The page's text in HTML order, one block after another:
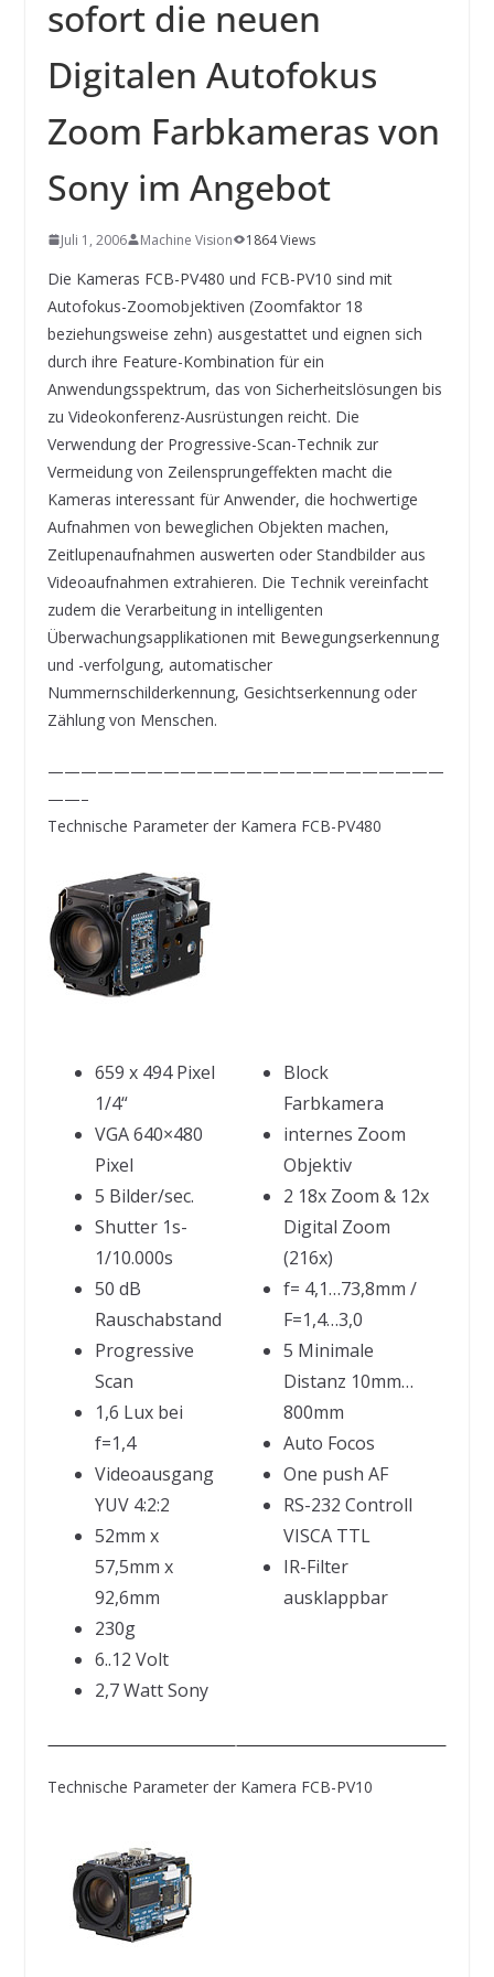
SYSTEMS WIRD EYYES
positioning of industrial cameras
sofort die neuen
Digitalen Autofokus
Zoom Farbkameras von
Sony im Angebot
Juli 1, 2006 Machine Vision 1864 Views
Die Kameras FCB-PV480 und FCB-PV10 sind mit
Autofokus-Zoomobjektiven (Zoomfaktor 18
beziehungsweise zehn) ausgestattet und eignen sich
durch ihre Feature-Kombination für ein
Anwendungsspektrum, das von Sicherheitslösungen bis
zu Videokonferenz-Ausrüstungen reicht. Die
Verwendung der Progressive-Scan-Technik zur
Vermeidung von Zeilensprungeffekten macht die
Kameras interessant für Anwender, die hochwertige
Aufnahmen von beweglichen Objekten machen,
Zeitlupenaufnahmen auswerten oder Standbilder aus
Videoaufnahmen extrahieren. Die Technik vereinfacht
zudem die Verarbeitung in intelligenten
Überwachungsapplikationen mit Bewegungserkennung
und -verfolgung, automatischer
Nummernschilderkennung, Gesichtserkennung oder
Zählung von Menschen.
————————————————————————
——–
Technische Parameter der Kamera FCB-PV480
659 x 494 Pixel
1/4“
VGA 640×480
Pixel
5 Bilder/sec.
Shutter 1s-
1/10.000s
50 dB
Rauschabstand
Progressive
Scan
1,6 Lux bei
f=1,4
Videoausgang
YUV 4:2:2
52mm x
57,5mm x
92,6mm
230g
6..12 Volt
2,7 Watt Sony
Block
Farbkamera
internes Zoom
Objektiv
2 18x Zoom & 12x
Digital Zoom
(216x)
f= 4,1…73,8mm /
F=1,4…3,0
5 Minimale
Distanz 10mm…
800mm
Auto Focos
One push AF
RS-232 Controll
VISCA TTL
IR-Filter
ausklappbar
Technische Parameter der Kamera FCB-PV10